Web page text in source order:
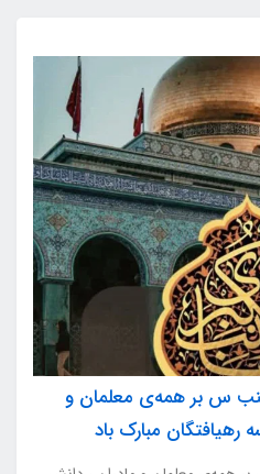
س بر همه‌ی معلمان و
رهیافتگان مبارک باد